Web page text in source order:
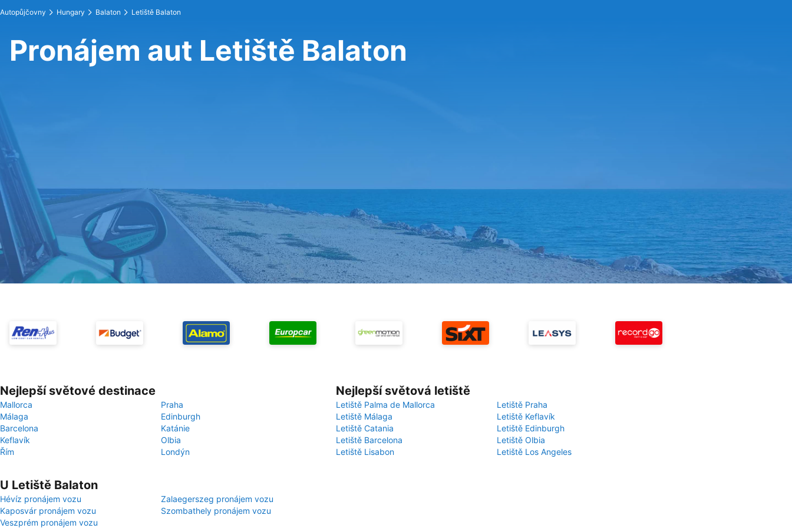
Autopůjčovny Hungary Balaton Letiště Balaton
Pronájem aut Letiště Balaton
Nejlepší světové destinace
Mallorca
Praha
Málaga
Edinburgh
Barcelona
Katánie
Keflavík
Olbia
Řím
Londýn
Nejlepší světová letiště
Letiště Palma de Mallorca
Letiště Praha
Letiště Málaga
Letiště Keflavík
Letiště Catania
Letiště Edinburgh
Letiště Barcelona
Letiště Olbia
Letiště Lisabon
Letiště Los Angeles
U Letiště Balaton
Hévíz pronájem vozu
Zalaegerszeg pronájem vozu
Kaposvár pronájem vozu
Szombathely pronájem vozu
Veszprém pronájem vozu